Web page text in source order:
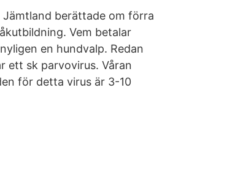
Jämtland berättade om förra
Vem betalar
en hundvalp. Redan
ett sk parvovirus. Våran
för detta virus är 3-10